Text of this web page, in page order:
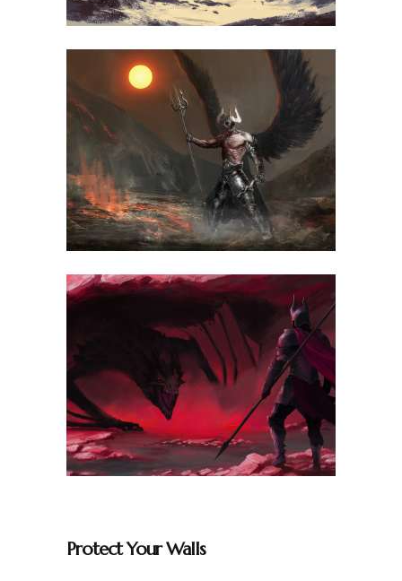
Protect Your Walls